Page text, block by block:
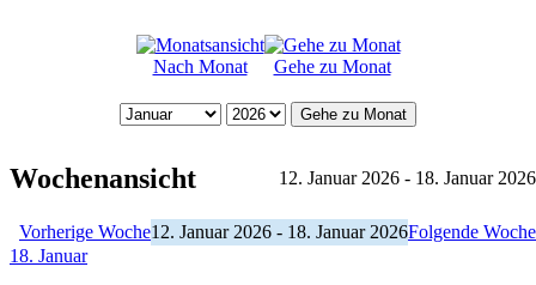
Nach Monat Gehe zu Monat
Gehe zu Monat
Wochenansicht 12. Januar 2026 - 18. Januar 2026
Vorherige Woche12. Januar 2026 - 18. Januar 2026Folgende Woche
18. Januar